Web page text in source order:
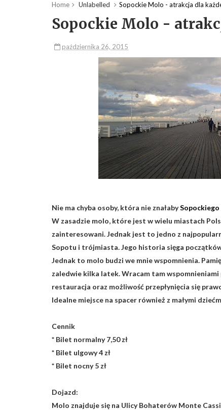
Home Unlabelled Sopockie Molo - atrakcja dla
Sopockie Molo -
października 26, 2015
Nie ma chyba osoby, która nie znałabySopockiego
W zasadzie molo, które jest w wielu miastach
zainteresowani. Jednak jest to jedno z
Sopotu i trójmiasta. Jego historia sięga
Jednak to molo budzi we mnie wspomnienia.
zaledwie kilka latek. Wracam tam
restauracja oraz możliwość przepłynięcia się
Idealne miejsce na spacer również z małymi
Cennik
* Bilet normalny 7,50 zł
* Bilet ulgowy 4 zł
* Bilet nocny 5 zł
Dojazd:
Molo znajduje się na Ulicy Bohaterów Monte